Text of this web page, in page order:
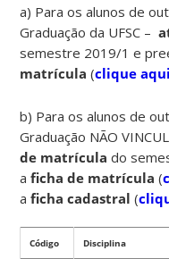
a) Para os alunos de
Graduação da UFSC –
semestre 2019/1 e
matrícula (clique aqui
b) Para os alunos de
Graduação NÃO
de matrícula do
aficha de matrícula (
a ficha cadastral (
Código Disciplina